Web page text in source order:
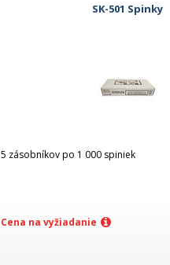
SK-501 Spinky
5 zásobníkov po 1 000 spiniek
Cena na vyžiadanie